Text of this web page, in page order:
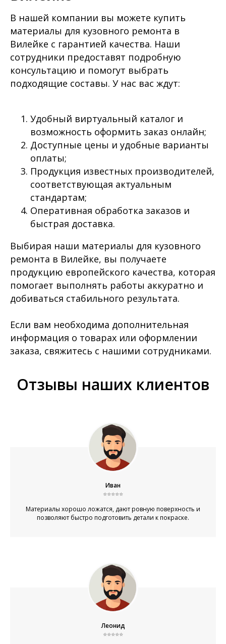
В нашей компании вы можете купить
материалы для кузовного ремонта в
Вилейке с гарантией качества. Наши
сотрудники предоставят подробную
консультацию и помогут выбрать
подходящие составы. У нас вас ждут:
Удобный виртуальный каталог и
возможность оформить заказ онлайн;
Доступные цены и удобные варианты
оплаты;
Продукция известных производителей,
соответствующая актуальным
стандартам;
Оперативная обработка заказов и
быстрая доставка.
Выбирая наши материалы для кузовного
ремонта в Вилейке, вы получаете
продукцию европейского качества, которая
помогает выполнять работы аккуратно и
добиваться стабильного результата.
Если вам необходима дополнительная
информация о товарах или оформлении
заказа, свяжитесь с нашими сотрудниками.
Отзывы наших клиентов
Иван
⭐⭐⭐⭐⭐
Материалы хорошо ложатся, дают ровную поверхность и
позволяют быстро подготовить детали к покраске.
Леонид
⭐⭐⭐⭐⭐